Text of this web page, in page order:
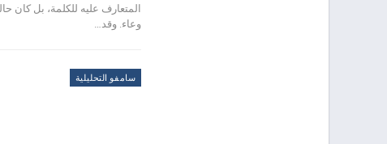
المتعارف عليه للكلمة، بل كان
وعاء. وقد…
سامفو التحليلية